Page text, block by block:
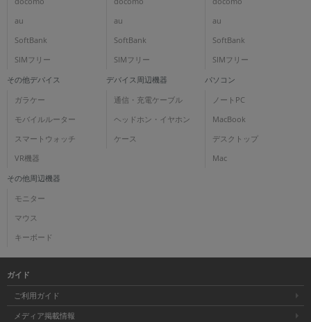
au
SoftBank
SIMフリー
au
SoftBank
SIMフリー
au
SoftBank
SIMフリー
その他デバイス
ガラケー
モバイルルーター
スマートウォッチ
VR機器
デバイス周辺機器
通信・充電ケーブル
ヘッドホン・イヤホン
ケース
パソコン
ノートPC
MacBook
デスクトップ
Mac
その他周辺機器
モニター
マウス
キーボード
ガイド
ご利用ガイド
メディア掲載情報